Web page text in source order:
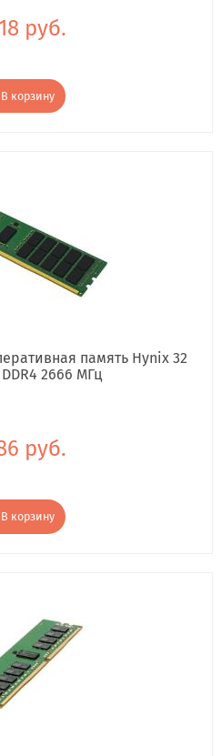
руб.
В корзину
память Hynix 32
DDR4 2666 МГц
руб.
В корзину